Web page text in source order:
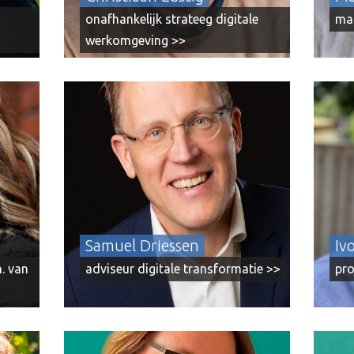
onafhankelijk strateeg digitale
werkomgeving >>
van
Samuel Driessen
adviseur digitale transformatie >>
Samuel Driessen leidt het adviesbureau
Sunny Hills. Hij heeft 20+ jaar ervaring met
het helpen van organisatie om doelgericht
en duurzaam intern en extern digitaal te
transformeren.
en
rond
Saskia Bogaart is al meer dan 20 jaar